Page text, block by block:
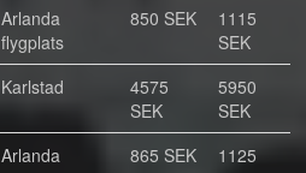
Arlanda
flygplats
850 SEK
1115
SEK
Karlstad
4575
SEK
5950
SEK
Arlanda
865 SEK
1125